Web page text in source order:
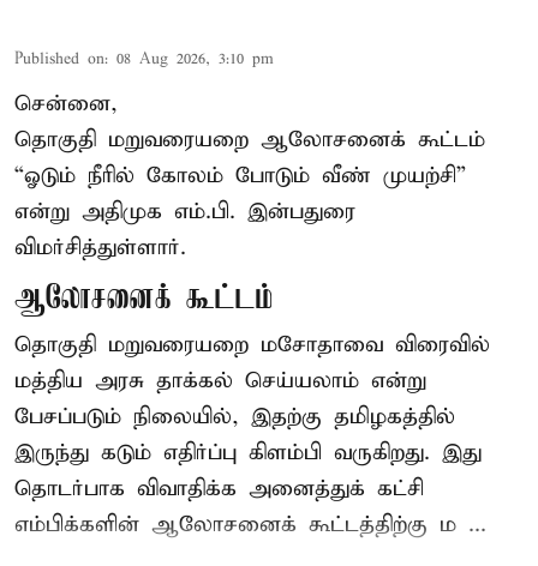
Published on: 08 Aug 2026, 3:10 pm
சென்னை,
தொகுதி மறுவரையறை ஆலோசனைக் கூட்டம்
“ஓடும் நீரில் கோலம் போடும் வீண் முயற்சி”
என்று அதிமுக எம்.பி. இன்பதுரை
விமர்சித்துள்ளார்.
ஆலோசனைக் கூட்டம்
தொகுதி மறுவரையறை மசோதாவை விரைவில்
மத்திய அரசு தாக்கல் செய்யலாம் என்று
பேசப்படும் நிலையில், இதற்கு தமிழகத்தில்
இருந்து கடும் எதிர்ப்பு கிளம்பி வருகிறது. இது
தொடர்பாக விவாதிக்க அனைத்துக் கட்சி
எம்பிக்களின் ஆலோசனைக் கூட்டத்திற்கு ம ...